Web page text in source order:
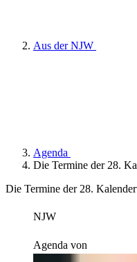
Aus der NJW
Agenda
Die Termine der 28.
Die Termine der 28.
NJW
Agenda von